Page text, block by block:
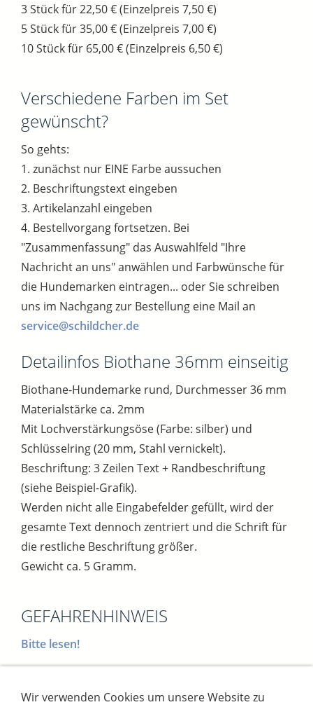
3 Stück für 22,50 € (Einzelpreis 7,50 €)
5 Stück für 35,00 € (Einzelpreis 7,00 €)
10 Stück für 65,00 € (Einzelpreis 6,50 €)
Verschiedene Farben im Set
gewünscht?
So gehts:
1. zunächst nur EINE Farbe aussuchen
2. Beschriftungstext eingeben
3. Artikelanzahl eingeben
4. Bestellvorgang fortsetzen. Bei
"Zusammenfassung" das Auswahlfeld "Ihre
Nachricht an uns" anwählen und Farbwünsche für
die Hundemarken eintragen... oder Sie schreiben
uns im Nachgang zur Bestellung eine Mail an
service@schildcher.de
Detailinfos Biothane 36mm einseitig
Biothane-Hundemarke rund, Durchmesser 36 mm
Materialstärke ca. 2mm
Mit Lochverstärkungsöse (Farbe: silber) und
Schlüsselring (20 mm, Stahl vernickelt).
Beschriftung: 3 Zeilen Text + Randbeschriftung
(siehe Beispiel-Grafik).
Werden nicht alle Eingabefelder gefüllt, wird der
gesamte Text dennoch zentriert und die Schrift für
die restliche Beschriftung größer.
Gewicht ca. 5 Gramm.
GEFAHRENHINWEIS
Bitte lesen!
Impressum AGB Widerrufsbutton
Wir verwenden Cookies um unsere Website zu